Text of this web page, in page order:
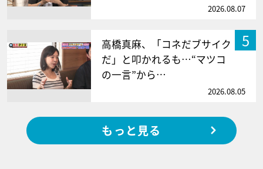
2026.08.07
5
高橋真麻、「コネだブサイク
だ」と叩かれるも…“マツコ
の一言”から…
2026.08.05
もっと見る